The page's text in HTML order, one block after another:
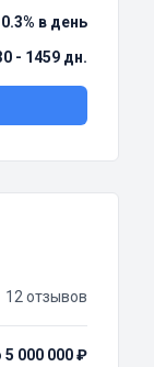
в день
- 1459 дн.
12 отзывов
5 000 000 ₽